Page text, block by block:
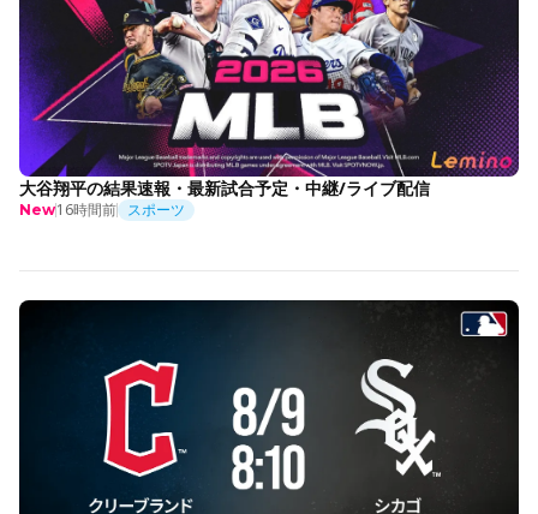
大谷翔平の結果速報・最新試合予定・中継/ライブ配信
New16時間前 スポーツ